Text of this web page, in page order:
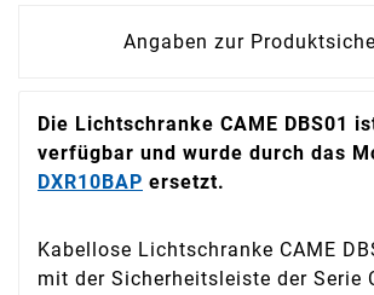
Angaben zur
Die Lichtschranke CAME DBS01
verfügbar und wurde durch das
DXR10BAP ersetzt.
Kabellose Lichtschranke CAME
mit der Sicherheitsleiste der Serie